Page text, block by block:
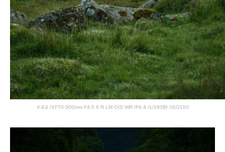
X-E4 /XF70-300mm F4-5.6 R LM OIS WR /F6.4 /1/160秒 /ISO160